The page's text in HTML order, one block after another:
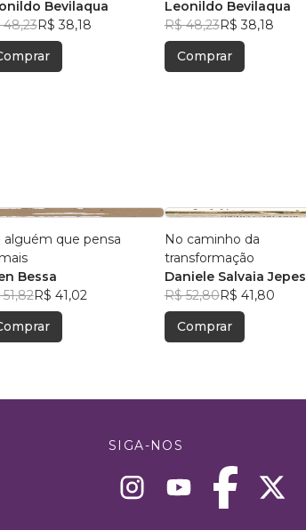
Bevilaqua
48,23R$ 38,18
Leonildo Bevilaqua
R$ 48,23R$ 38,18
Comprar
alguém que pensa
Bessa
R$ 41,02
No caminho da
transformação
Daniele Salvaia Jepes
Rentroia
R$ 52,80R$ 41,80
Comprar
SIGA-NOS